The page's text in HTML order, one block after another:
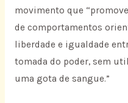
movimento que
de comportamentos
liberdade e igualdade
tomada do poder, sem
uma gota de sangue.”